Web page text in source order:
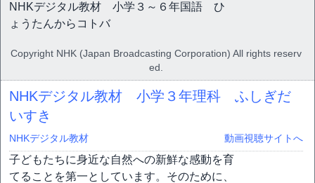
NHKデジタル教材 小学３～６年国語 ひ
ょうたんからコトバ
Copyright NHK (Japan Broadcasting Corporation) All rights reserv
ed.
NHKデジタル教材 小学３年理科 ふしぎだ
いすき
NHKデジタル教材 動画視聴サイトへ
子どもたちに身近な自然への新鮮な感動を育
てることを第一としています。そのために、